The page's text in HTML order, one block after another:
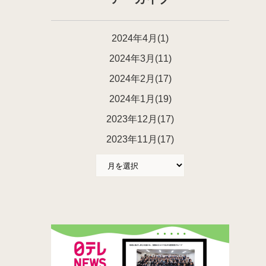
2024年4月(1)
2024年3月(11)
2024年2月(17)
2024年1月(19)
2023年12月(17)
2023年11月(17)